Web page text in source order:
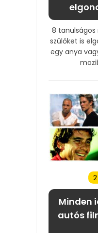
8
szülőket is
egy anya
Minden
autós